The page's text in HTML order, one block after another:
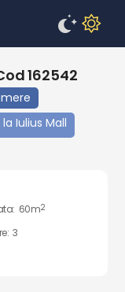
162542
Iulius Mall
60m2
3